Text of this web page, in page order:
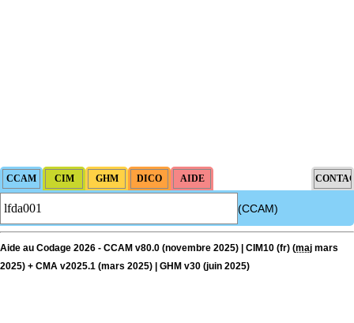
(CCAM)
Aide au Codage 2026 - CCAM v80.0 (novembre 2025) | CIM10 (fr) (maj mars
2025) + CMA v2025.1 (mars 2025) | GHM v30 (juin 2025)